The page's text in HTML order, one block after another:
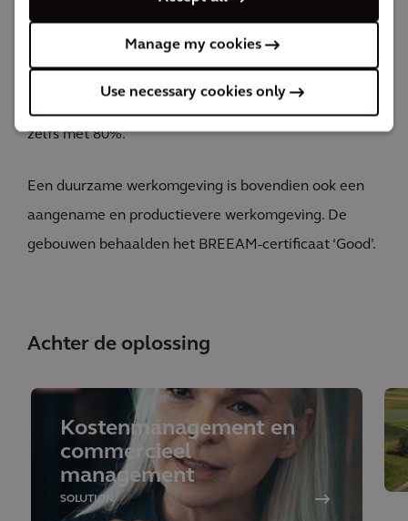
Manage my cookies
Use necessary cookies only
Door het toepassen van onze
duurzaamheidsexpertise en de laatste innovatieve
technieken, verminderen we het energieverbruik met
zelfs met 80%.
Een duurzame werkomgeving is bovendien ook een
aangename en productievere werkomgeving. De
gebouwen behaalden het BREEAM-certificaat ‘Good’.
Achter de oplossing
Kostenmanagement en
commercieel
management
SOLUTION